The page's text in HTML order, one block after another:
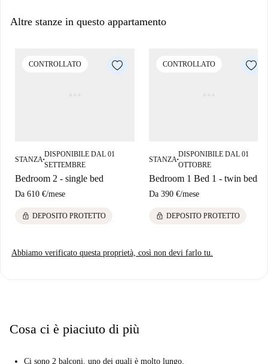
Passione, Ya Xiang Lou e Helbiz Kitchen, sono raggiungibili a piedi.
Altre stanze in questo appartamento
CONTROLLATO
STANZA ■
DISPONIBILE DAL 01
SETTEMBRE
Bedroom 2 - single bed
Da 610 €/mese
lock DEPOSITO PROTETTO
CONTROLLATO
STANZA ■
DISPONIBILE DAL 01
OTTOBRE
Bedroom 1 Bed 1 - twin beds
Da 390 €/mese
lock DEPOSITO PROTETTO
Abbiamo verificato questa proprietà, così non devi farlo tu.
Cosa ci è piaciuto di più
Ci sono 2 balconi, uno dei quali è molto lungo.